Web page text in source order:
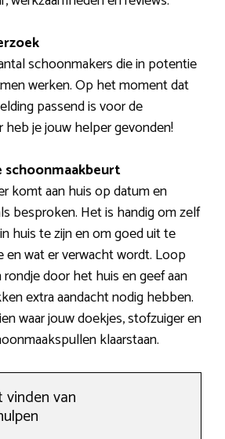
schoonmakers die in potentie
werken. Op het moment dat
passend is voor de
heb je jouw helper gevonden!
schoonmaakbeurt
komt aan huis op datum en
besproken. Het is handig om zelf
huis te zijn en om goed uit te
en wat er verwacht wordt. Loop
rondje door het huis en geef aan
extra aandacht nodig hebben.
waar jouw doekjes, stofzuiger en
klaarstaan.
van